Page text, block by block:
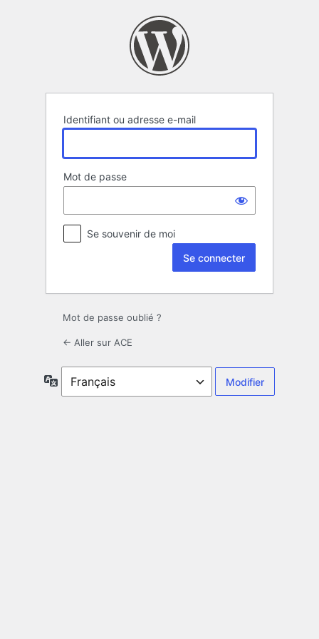
Identifiant ou adresse e-mail
Mot de passe
Se souvenir de moi
Mot de passe oublié ?
← Aller sur ACE
Langue